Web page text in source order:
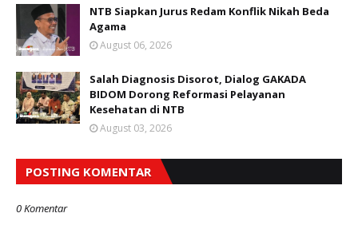
NTB Siapkan Jurus Redam Konflik Nikah Beda
Agama
August 06, 2026
Salah Diagnosis Disorot, Dialog GAKADA
BIDOM Dorong Reformasi Pelayanan
Kesehatan di NTB
August 03, 2026
POSTING KOMENTAR
0 Komentar